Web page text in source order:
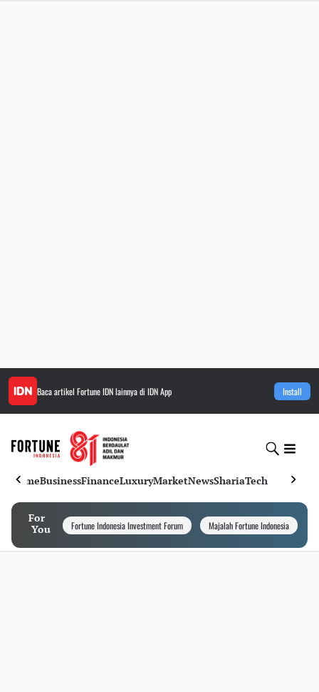
Baca artikel Fortune IDNlainnya di IDN App Install
HomeBusinessFinanceLuxuryMarketNewsShariaTech
For
You
Fortune Indonesia Investment Forum Majalah Fortune Indonesia